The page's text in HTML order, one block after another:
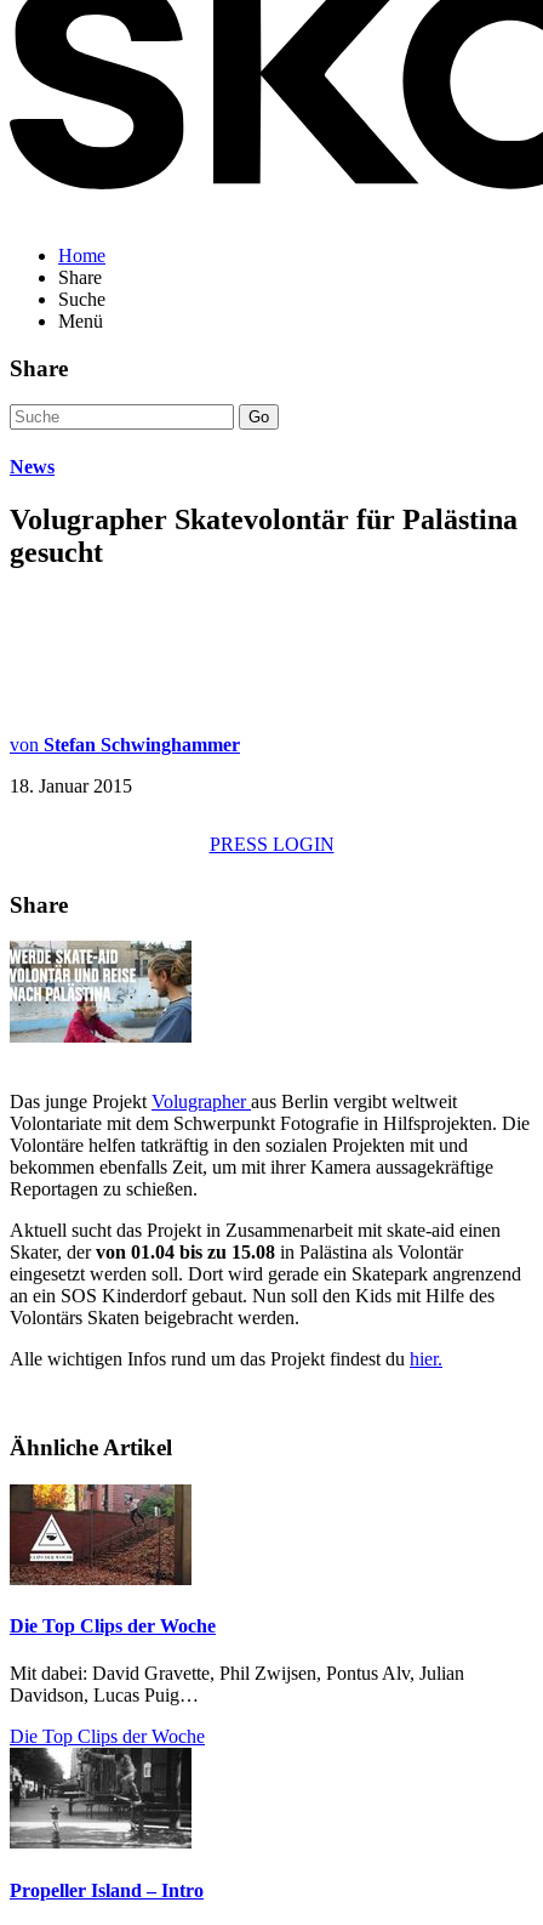
Home
Share
Suche
Menü
Share
Go
News
Volugrapher Skatevolontär für Palästina
gesucht
von Stefan Schwinghammer
18. Januar 2015
PRESS LOGIN
Share
Das junge ProjektVolugrapheraus Berlin vergibt weltweit
Volontariate mit dem Schwerpunkt Fotografie in Hilfsprojekten. Die
Volontäre helfen tatkräftig in den sozialen Projekten mit und
bekommen ebenfalls Zeit, um mit ihrer Kamera aussagekräftige
Reportagen zu schießen.
Aktuell sucht das Projekt in Zusammenarbeit mit skate-aid einen
Skater, dervon 01.04 bis zu 15.08 in Palästina als Volontär
eingesetzt werden soll. Dort wird gerade ein Skatepark angrenzend
an ein SOS Kinderdorf gebaut. Nun soll den Kids mit Hilfe des
Volontärs Skaten beigebracht werden.
Alle wichtigen Infos rund um das Projekt findest du hier.
Ähnliche Artikel
Die Top Clips der Woche
Mit dabei: David Gravette, Phil Zwijsen, Pontus Alv, Julian
Davidson, Lucas Puig…
Die Top Clips der Woche
Propeller Island – Intro